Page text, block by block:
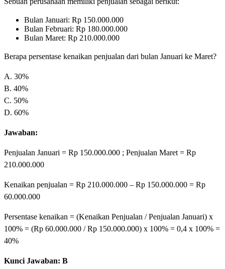
Bulan Januari: Rp 150.000.000
Bulan Februari: Rp 180.000.000
Bulan Maret: Rp 210.000.000
Berapa persentase kenaikan penjualan dari bulan Januari ke Maret?
A. 30%
B. 40%
C. 50%
D. 60%
Jawaban:
Penjualan Januari = Rp 150.000.000 ; Penjualan Maret = Rp
210.000.000
Kenaikan penjualan = Rp 210.000.000 – Rp 150.000.000 = Rp
60.000.000
Persentase kenaikan = (Kenaikan Penjualan / Penjualan Januari) x
100% = (Rp 60.000.000 / Rp 150.000.000) x 100% = 0,4 x 100% =
40%
Kunci Jawaban: B